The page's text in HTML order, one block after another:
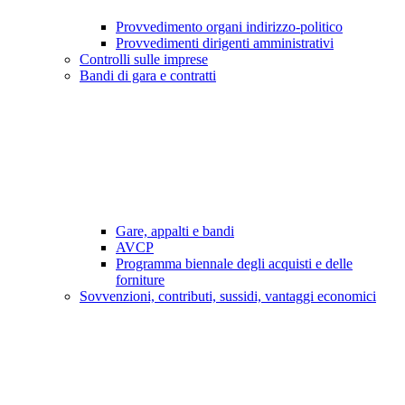
Provvedimento organi indirizzo-politico
Provvedimenti dirigenti amministrativi
Controlli sulle imprese
Bandi di gara e contratti
Gare, appalti e bandi
AVCP
Programma biennale degli acquisti e delle
forniture
Sovvenzioni, contributi, sussidi, vantaggi economici